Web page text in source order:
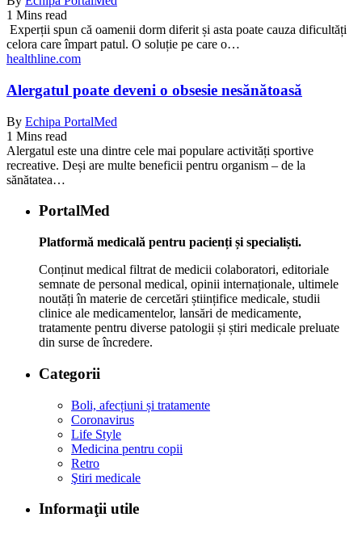
1 Mins read
Experții spun că oamenii dorm diferit și asta poate cauza dificultăți
celora care împart patul. O soluție pe care o…
healthline.com
Alergatul poate deveni o obsesie nesănătoasă
By Echipa PortalMed
1 Mins read
Alergatul este una dintre cele mai populare activități sportive
recreative. Deși are multe beneficii pentru organism – de la
sănătatea…
PortalMed
Platformă medicală pentru pacienți și specialiști.
Conținut medical filtrat de medicii colaboratori, editoriale
semnate de personal medical, opinii internaționale, ultimele
noutăți în materie de cercetări științifice medicale, studii
clinice ale medicamentelor, lansări de medicamente,
tratamente pentru diverse patologii și știri medicale preluate
din surse de încredere.
Categorii
Boli, afecțiuni și tratamente
Coronavirus
Life Style
Medicina pentru copii
Retro
Ştiri medicale
Informaţii utile